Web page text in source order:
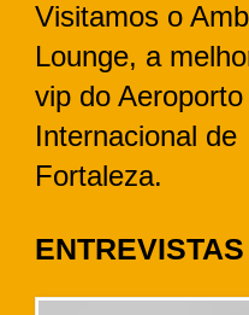
Visitamos o
Lounge, a
vip do Aeroporto
Internacional de
Fortaleza.
ENTREVISTAS